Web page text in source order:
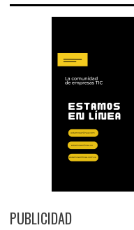
PUBLICIDAD